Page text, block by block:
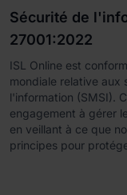
Sécurité de
27001:2022
ISL Online est
mondiale relative aux
l'information (SMSI).
engagement à gérer
en veillant à ce que
principes pour